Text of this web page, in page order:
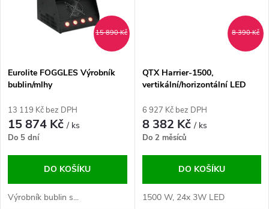
15 890 Kč
Eurolite FOGGLES Výrobník
bublin/mlhy
13 119 Kč bez DPH
15 874 Kč/ ks
Do 5 dní
DO KOŠÍKU
Výrobník bublin s...
8 390 Kč
QTX Harrier-1500,
vertikální/horizontální LED
6 927 Kč bez DPH
8 382 Kč/ ks
Do 2 měsíců
DO KOŠÍKU
1500 W, 24x 3W LED